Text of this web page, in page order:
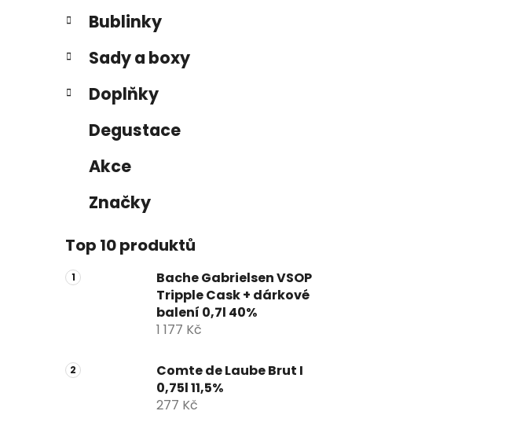
Bublinky
Sady a boxy
Doplňky
Degustace
Akce
Značky
Top 10 produktů
Bache Gabrielsen VSOP
Tripple Cask + dárkové
balení 0,7l 40%
1 177 Kč
Comte de Laube Brut I
0,75l 11,5%
277 Kč